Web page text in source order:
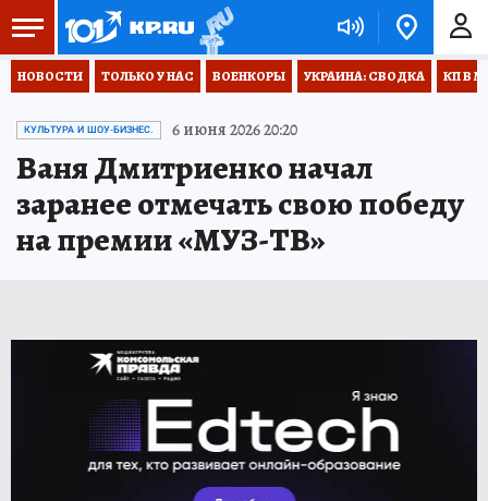
НОВОСТИ ТОЛЬКО У НАС ВОЕНКОРЫ УКРАИНА: СВОДКА КП В
КУЛЬТУРА И ШОУ-БИЗНЕС. 6 июня 2026 20:20
Ваня Дмитриенко начал
заранее отмечать свою победу
на премии «МУЗ-ТВ»